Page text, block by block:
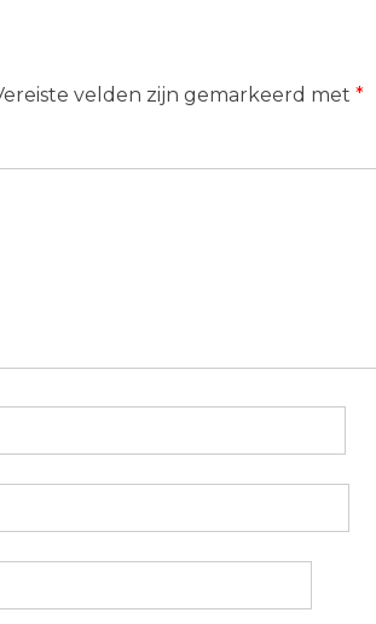
velden zijn gemarkeerd met *